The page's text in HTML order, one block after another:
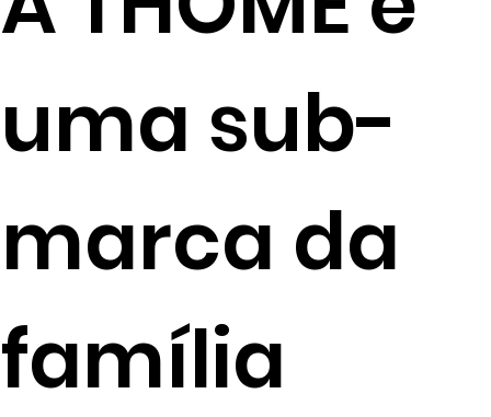
uma sub-
marca da
família